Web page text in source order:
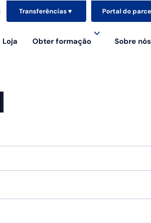
Transferências▼ Portal do
Loja Obter formação Sobre nós